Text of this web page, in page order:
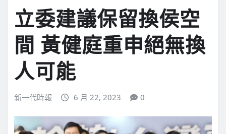
立委建議保留換侯空
間 黃健庭重申絕無換
人可能
新一代時報 6 月 22, 2023 0